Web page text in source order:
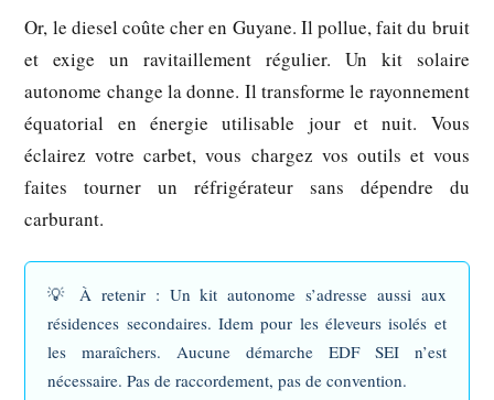
Or, le diesel coûte cher en Guyane. Il pollue, fait du bruit
et exige un ravitaillement régulier. Un kit solaire
autonome change la donne. Il transforme le rayonnement
équatorial en énergie utilisable jour et nuit. Vous
éclairez votre carbet, vous chargez vos outils et vous
faites tourner un réfrigérateur sans dépendre du
carburant.
💡À retenir : Un kit autonome s’adresse aussi aux
résidences secondaires. Idem pour les éleveurs isolés et
les maraîchers. Aucune démarche EDF SEI n’est
nécessaire. Pas de raccordement, pas de convention.